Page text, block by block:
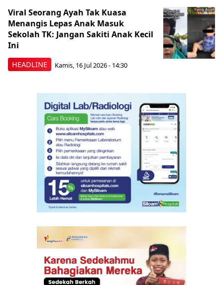
HEADLINE
Viral Seorang Ayah Tak Kuasa
Menangis Lepas Anak Masuk
Sekolah TK: Jangan Sakiti Anak Kecil
Ini
Kamis, 16 Jul 2026 - 14:30